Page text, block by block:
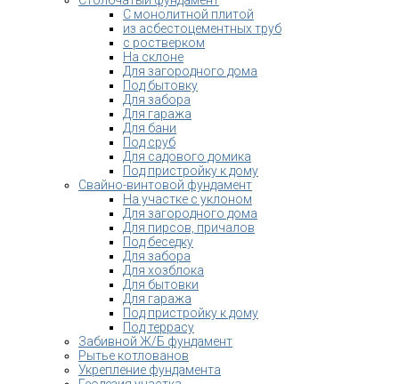
С монолитной плитой
из асбестоцементных труб
с ростверком
На склоне
Для загородного дома
Под бытовку
Для забора
Для гаража
Для бани
Под сруб
Для садового домика
Под пристройку к дому
Свайно-винтовой фундамент
На участке с уклоном
Для загородного дома
Для пирсов, причалов
Под беседку
Для забора
Для хозблока
Для бытовки
Для гаража
Под пристройку к дому
Под террасу
Забивной Ж/Б фундамент
Рытье котлованов
Укрепление фундамента